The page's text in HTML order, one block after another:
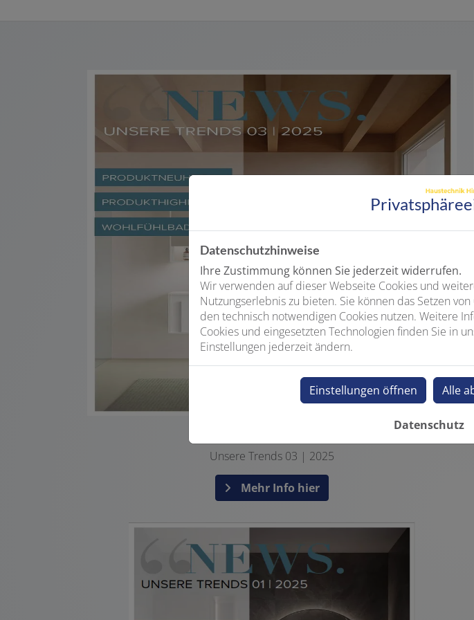
Unsere Trends 03 | 2025
Mehr Info hier
Datenschutzhinweise
Ihre Zustimmung können Sie jederzeit widerrufen.
Wir verwenden auf dieser Webseite Cookies und
Nutzungserlebnis zu bieten. Sie können das Setzen
den technisch notwendigen Cookies nutzen. Weitere
Cookies und eingesetzten Technologien finden Sie in
Einstellungen jederzeit ändern.
Einstellungen öffnen Alle
Datenschutz